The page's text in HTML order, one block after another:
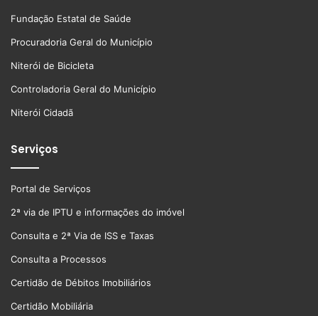
Fundação Estatal de Saúde
Procuradoria Geral do Município
Niterói de Bicicleta
Controladoria Geral do Município
Niterói Cidadã
Serviços
Portal de Serviços
2ª via de IPTU e informações do imóvel
Consulta e 2ª Via de ISS e Taxas
Consulta a Processos
Certidão de Débitos Imobiliários
Certidão Mobiliária